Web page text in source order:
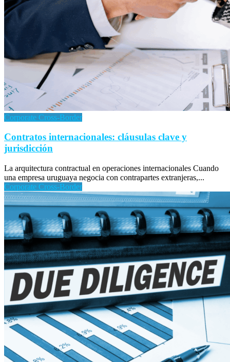
Corporate Cross-Border
Contratos internacionales: cláusulas clave y
jurisdicción
La arquitectura contractual en operaciones internacionales Cuando
una empresa uruguaya negocia con contrapartes extranjeras,...
Corporate Cross-Border